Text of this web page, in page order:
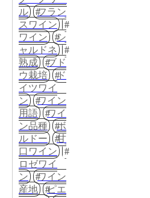
ル
フラン
スワイン
ワイン
シ
ャルドネ
熟成
ブド
ウ栽培
ド
イツワイ
ン
ワイン
用語
ワイ
ン品種
ボ
ルドー
甘
口ワイン
ロゼワイ
ン
ワイン
産地
ピエ